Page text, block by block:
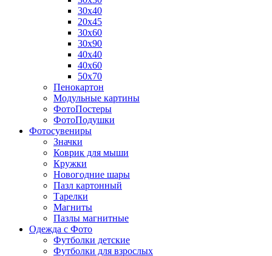
30х40
20х45
30х60
30х90
40х40
40х60
50х70
Пенокартон
Модульные картины
ФотоПостеры
ФотоПодушки
Фотоcувениры
Значки
Коврик для мыши
Кружки
Новогодние шары
Пазл картонный
Тарелки
Магниты
Пазлы магнитные
Одежда с Фото
Футболки детские
Футболки для взрослых